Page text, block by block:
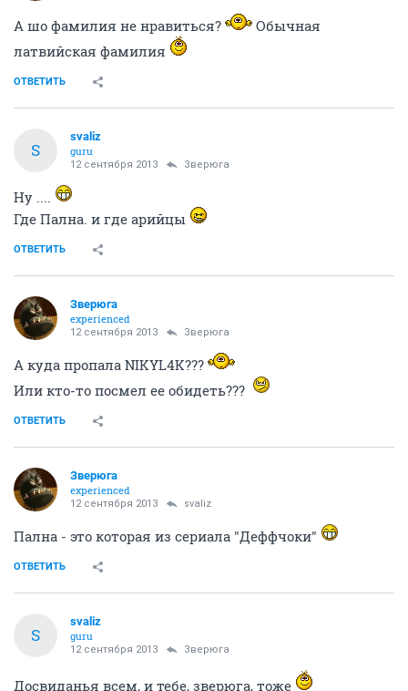
А шо фамилия не нравиться?
Обычная
латвийская фамилия
ОТВЕТИТЬ
S
svaliz
guru
12 сентября 2013 Зверюга
Ну ....
Где Пална. и где арийцы
ОТВЕТИТЬ
Зверюга
experienced
12 сентября 2013 Зверюга
А куда пропала NIKYL4K???
Или кто-то посмел ее обидеть???
ОТВЕТИТЬ
Зверюга
experienced
12 сентября 2013 svaliz
Пална - это которая из сериала "Деффчоки"
ОТВЕТИТЬ
S
svaliz
guru
12 сентября 2013 Зверюга
Досвиданья всем, и тебе, зверюга, тоже